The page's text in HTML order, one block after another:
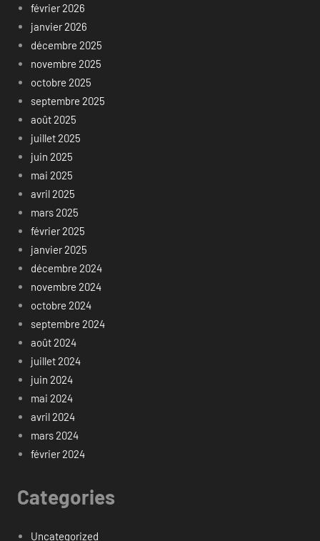
février 2026
janvier 2026
décembre 2025
novembre 2025
octobre 2025
septembre 2025
août 2025
juillet 2025
juin 2025
mai 2025
avril 2025
mars 2025
février 2025
janvier 2025
décembre 2024
novembre 2024
octobre 2024
septembre 2024
août 2024
juillet 2024
juin 2024
mai 2024
avril 2024
mars 2024
février 2024
Categories
Uncategorized